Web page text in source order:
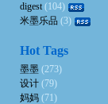
digest(104)
米墨乐品 (3)
Hot Tags
墨墨 (273)
设计 (79)
妈妈 (71)